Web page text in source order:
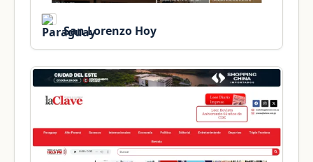
San Lorenzo Hoy